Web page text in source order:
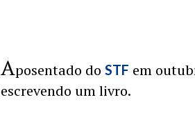
Aposentado doSTF em
escrevendo um livro.